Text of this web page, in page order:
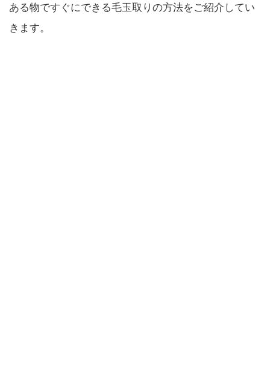
ある物ですぐにできる毛玉取りの方法をご紹介してい
きます。